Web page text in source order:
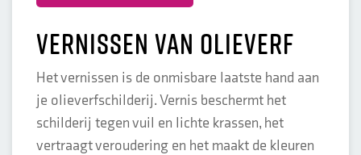
Vernissen van olieverf
Het vernissen is de onmisbare laatste hand aan
je olieverfschilderij. Vernis beschermt het
schilderij tegen vuil en lichte krassen, het
vertraagt veroudering en het maakt de kleuren